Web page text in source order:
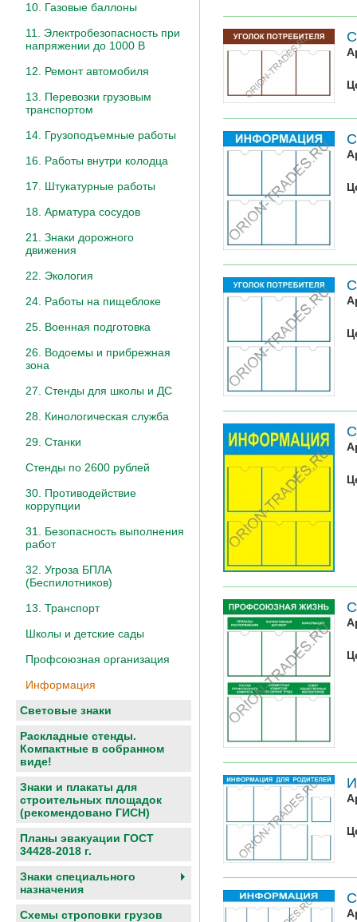
10. Газовые баллоны
11. Электробезопасность при
напряжении до 1000 В
12. Ремонт автомобиля
13. Перевозки грузовым
транспортом
14. Грузоподъемные работы
16. Работы внутри колодца
17. Штукатурные работы
18. Арматура сосудов
21. Знаки дорожного
движения
22. Экология
24. Работы на пищеблоке
25. Военная подготовка
26. Водоемы и прибрежная
зона
27. Стенды для школы и ДС
28. Кинологическая служба
29. Станки
Стенды по 2600 рублей
30. Противодействие
коррупции
31. Безопасность выполнения
работ
32. Угроза БПЛА
(Беспилотников)
13. Транспорт
Школы и детские сады
Профсоюзная организация
Информация
Световые знаки
Раскладные стенды.
Компактные в собранном
виде!
Знаки и плакаты для
строительных площадок
(рекомендовано ГИСН)
Планы эвакуации ГОСТ
34428-2018 г.
Знаки специального
назначения
Схемы строповки грузов